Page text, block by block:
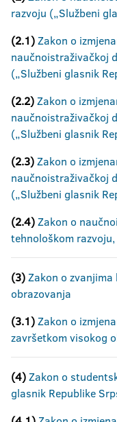
razvoju („Službeni
(2.1)Zakon o
naučnoistraživačkoj
(„Službeni glasnik
(2.2)Zakon o
naučnoistraživačkoj
(„Službeni glasnik
(2.3)Zakon o
naučnoistraživačkoj
(„Službeni glasnik
(2.4)Zakon o
tehnološkom
(3)Zakon o
obrazovanja
(3.1)Zakon o
završetkom visokog
(4)Zakon o
glasnik Republike